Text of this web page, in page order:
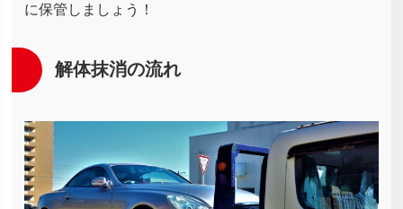
に保管しましょう！
解体抹消の流れ